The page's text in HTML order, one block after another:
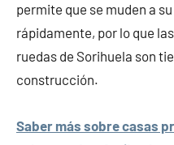
permite que se muden a
rápidamente, por lo que
ruedas de Sorihuela son
construcción.
Saber más sobre casas